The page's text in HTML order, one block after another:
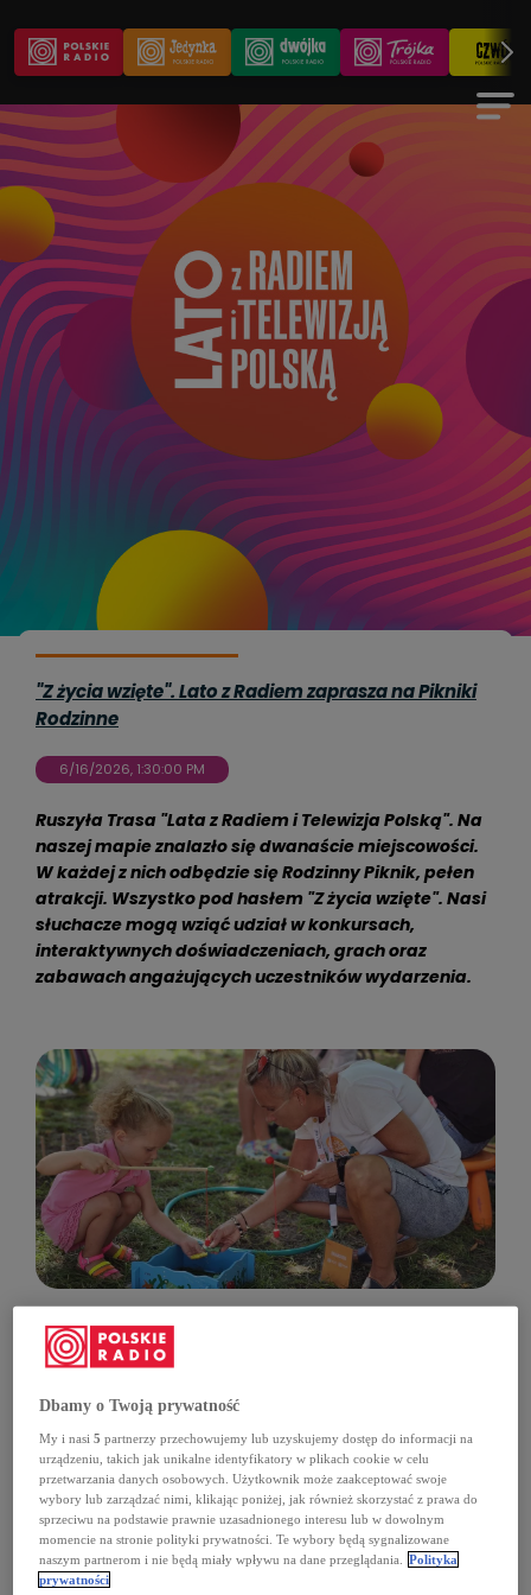
"Z życia wzięte". Lato z Radiem zaprasza na Pikniki
Rodzinne
6/16/2026, 1:30:00 PM
Ruszyła Trasa "Lata z Radiem i Telewizja Polską". Na
naszej mapie znalazło się dwanaście miejscowości.
W każdej z nich odbędzie się Rodzinny Piknik, pełen
atrakcji. Wszystko pod hasłem "Z życia wzięte". Nasi
słuchacze mogą wziąć udział w konkursach,
interaktywnych doświadczeniach, grach oraz
zabawach angażujących uczestników wydarzenia.
przez Polskie Radio w ramach "Lata z Radiem". Celem
jest zapewnienie rozrywki rodzinom i
słuchaczom naszej kultowej audycji. W tym roku, hasło
główne brzmi: "Z życia wzięte". Start nastąpił w
sobotę 20 czerwca o godz. 12, a finał zaplanowany
został na sobotę 5 września w Białych Błotach.
Wracają "Potańcówki"
Dbamy o Twoją prywatność
My i nasi5 partnerzy przechowujemy lub uzyskujemy dostęp do informacji na
urządzeniu, takich jak unikalne identyfikatory w plikach cookie w celu
przetwarzania danych osobowych. Użytkownik może zaakceptować swoje
wybory lub zarządzać nimi, klikając poniżej, jak również skorzystać z prawa do
sprzeciwu na podstawie prawnie uzasadnionego interesu lub w dowolnym
momencie na stronie polityki prywatności. Te wybory będą sygnalizowane
naszym partnerom i nie będą miały wpływu na dane przeglądania.
Polityka
prywatności